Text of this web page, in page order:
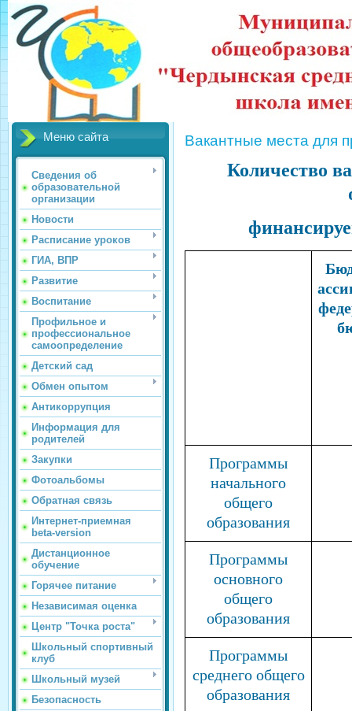
Меню сайта
Сведения об
образовательной
организации
Новости
Расписание уроков
ГИА, ВПР
Развитие
Воспитание
Профильное и
профессиональное
самоопределение
Детский сад
Обмен опытом
Антикоррупция
Информация для
родителей
Закупки
Фотоальбомы
Обратная связь
Интернет-приемная
beta-version
Дистанционное
обучение
Горячее питание
Независимая оценка
Центр "Точка роста"
Школьный спортивный
клуб
Школьный музей
Безопасность
Вакантные места для
Количество
Программы
начального
общего
образования
Программы
основного
общего
образования
Программы
среднего общего
образования